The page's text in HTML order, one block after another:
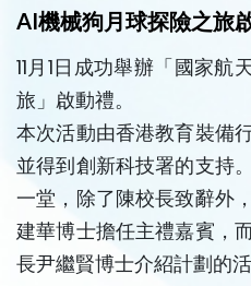
AI機械狗月球探險之旅
11月1日成功舉辦「國家航
旅」啟動禮。
本次活動由香港教育裝備
並得到創新科技署的支持
一堂，除了陳校長致辭外
建華博士擔任主禮嘉賓，
長尹繼賢博士介紹計劃的活